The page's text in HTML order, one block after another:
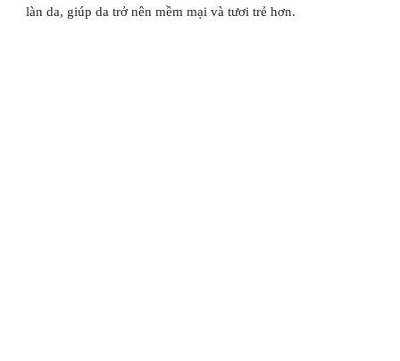
làn da, giúp da trở nên mềm mại và tươi trẻ hơn.